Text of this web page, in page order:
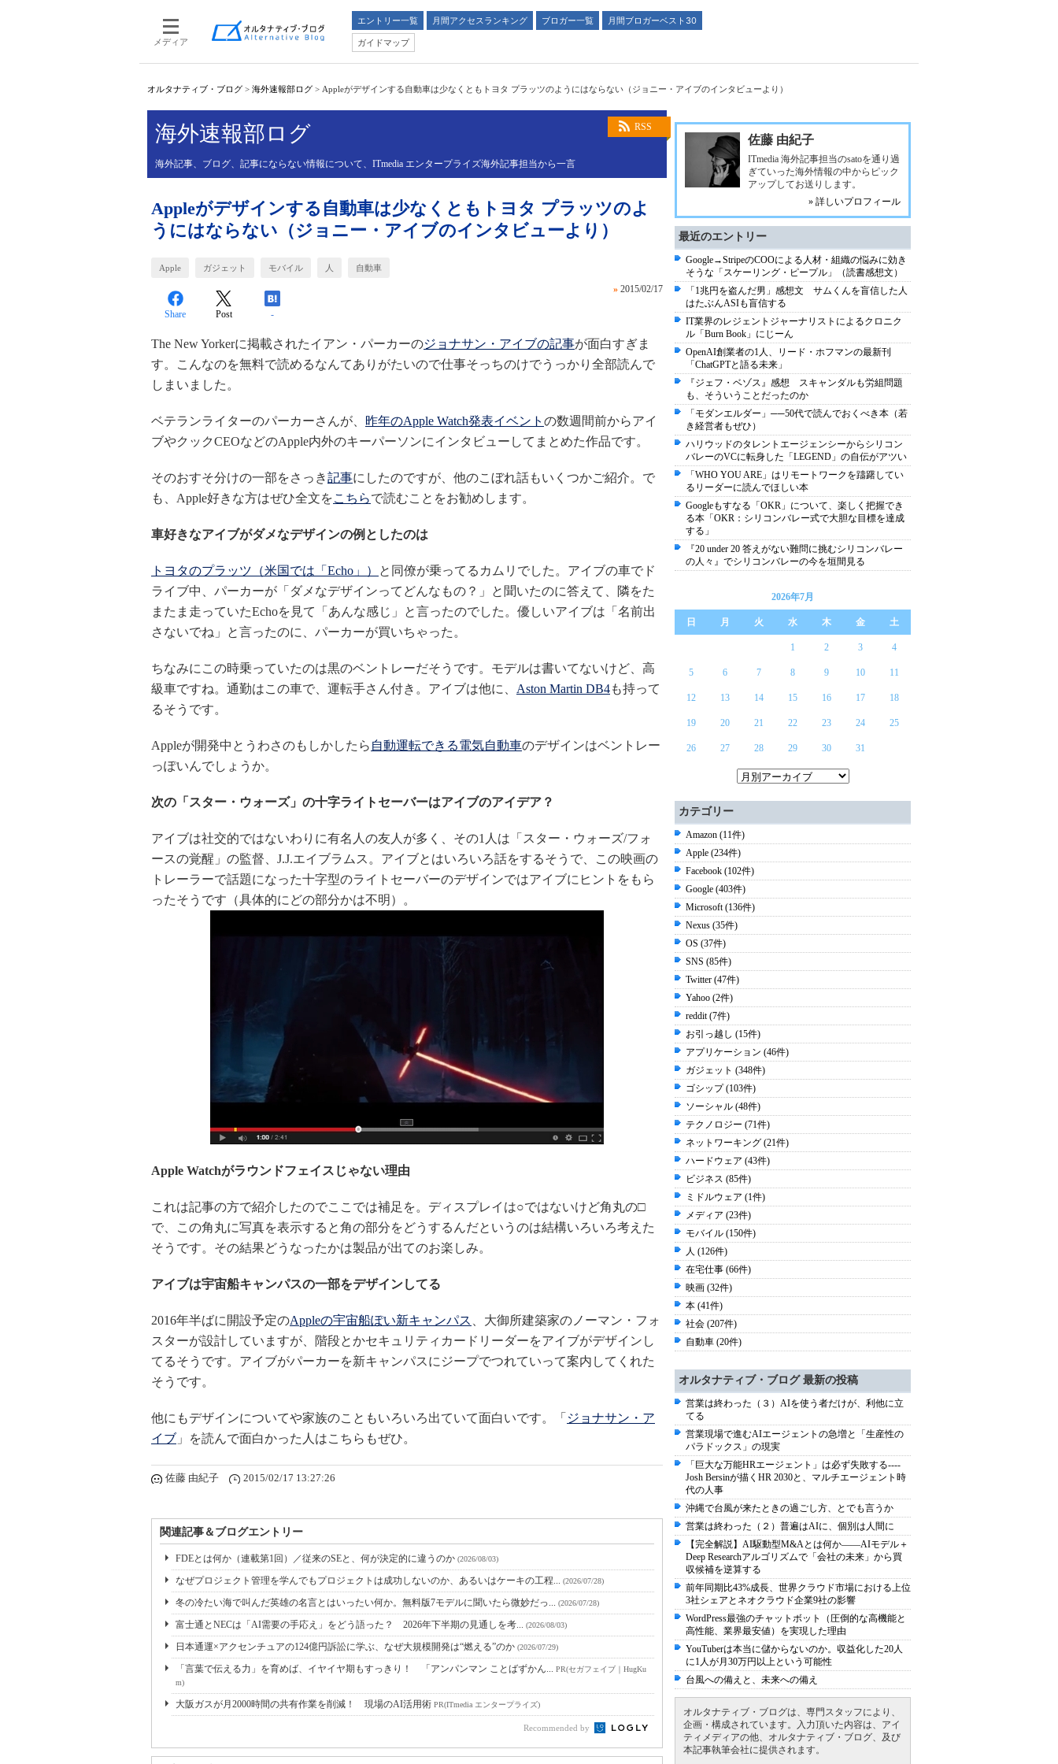
メディア
エントリー一覧 月間アクセスランキング ブロガー一覧
月間ブロガーベスト30
ガイドマップ
オルタナティブ・ブログ > 海外速報部ログ > Appleがデザインする自動車は少なくともトヨタ プラッツのようにはならない（ジョニー・アイブのインタビューより）
RSS
海外速報部ログ
海外記事、ブログ、記事にならない情報について、ITmedia エンタープライズ海外記事担当から一言
Appleがデザインする自動車は少なくともトヨタ プラッツのよ
うにはならない（ジョニー・アイブのインタビューより）
Apple ガジェット モバイル 人 自動車
» 2015/02/17
Share Post -
The New Yorkerに掲載されたイアン・パーカーのジョナサン・アイブの記事が面白すぎま
す。こんなのを無料で読めるなんてありがたいので仕事そっちのけでうっかり全部読んで
しまいました。
ベテランライターのパーカーさんが、 昨年のApple Watch発表イベント の数週間前からアイ
ブやクックCEOなどのApple内外のキーパーソンにインタビューしてまとめた作品です。
そのおすそ分けの一部をさっき記事にしたのですが、他のこぼれ話もいくつかご紹介。で
も、Apple好きな方はぜひ全文をこちらで読むことをお勧めします。
車好きなアイブがダメなデザインの例としたのは
トヨタのプラッツ（米国では「Echo」）
と同僚が乗ってるカムリでした。アイブの車でド
ライブ中、パーカーが「ダメなデザインってどんなもの？」と聞いたのに答えて、隣をた
またま走っていたEchoを見て「あんな感じ」と言ったのでした。優しいアイブは「名前出
さないでね」と言ったのに、パーカーが買いちゃった。
ちなみにこの時乗っていたのは黒のベントレーだそうです。モデルは書いてないけど、高
級車ですね。通勤はこの車で、運転手さん付き。アイブは他に、 Aston Martin DB4も持って
るそうです。
Appleが開発中とうわさのもしかしたら 自動運転できる電気自動車のデザインはベントレー
っぽいんでしょうか。
次の「スター・ウォーズ」の十字ライトセーバーはアイブのアイデア？
アイブは社交的ではないわりに有名人の友人が多く、その1人は「スター・ウォーズ/フォ
ースの覚醒」の監督、J.J.エイブラムス。アイブとはいろいろ話をするそうで、この映画の
トレーラーで話題になった十字型のライトセーバーのデザインではアイブにヒントをもら
ったそうです（具体的にどの部分かは不明）。
Apple Watchがラウンドフェイスじゃない理由
これは記事の方で紹介したのでここでは補足を。ディスプレイは○ではないけど角丸の□
で、この角丸に写真を表示すると角の部分をどうするんだというのは結構いろいろ考えた
そうです。その結果どうなったかは製品が出てのお楽しみ。
アイブは宇宙船キャンパスの一部をデザインしてる
2016年半ばに開設予定のAppleの宇宙船ぽい新キャンパス
、大御所建築家のノーマン・フォ
スターが設計していますが、階段とかセキュリティカードリーダーをアイブがデザインし
てるそうです。アイブがパーカーを新キャンパスにジープでつれていって案内してくれた
そうです。
他にもデザインについてや家族のこともいろいろ出ていて面白いです。「 ジョナサン・ア
イブ 」を読んで面白かった人はこちらもぜひ。
佐藤 由紀子 2015/02/17 13:27:26
関連記事＆ブログエントリー
FDEとは何か（連載第1回）／従来のSEと、何が決定的に違うのか (2026/08/03)
なぜプロジェクト管理を学んでもプロジェクトは成功しないのか、あるいはケーキの工程... (2026/07/28)
冬の冷たい海で叫んだ英雄の名言とはいったい何か。無料版7モデルに聞いたら微妙だっ... (2026/07/28)
富士通とNECは「AI需要の手応え」をどう語った？ 2026年下半期の見通しを考... (2026/08/03)
日本通運×アクセンチュアの124億円訴訟に学ぶ、なぜ大規模開発は“燃える”のか (2026/07/29)
「言葉で伝える力」を育めば、イヤイヤ期もすっきり！ 「アンパンマン ことばずかん... PR(セガフェイブ｜HugKu
m)
大阪ガスが月2000時間の共有作業を削減！ 現場のAI活用術 PR(ITmedia エンタープライズ)
Recommended by
佐藤 由紀子
ITmedia 海外記事担当のsatoを通り過
ぎていった海外情報の中からピック
アップしてお送りします。
» 詳しいプロフィール
最近のエントリー
Google→StripeのCOOによる人材・組織の悩みに効き
そうな「スケーリング・ピープル」（読書感想文）
「1兆円を盗んだ男」感想文 サムくんを盲信した人
はたぶんASIも盲信する
IT業界のレジェントジャーナリストによるクロニク
ル「Burn Book」にじーん
OpenAI創業者の1人、リード・ホフマンの最新刊
「ChatGPTと語る未来」
『ジェフ・ベゾス』感想 スキャンダルも労組問題
も、そういうことだったのか
「モダンエルダー」──50代で読んでおくべき本（若
き経営者もぜひ）
ハリウッドのタレントエージェンシーからシリコン
バレーのVCに転身した「LEGEND」の自伝がアツい
「WHO YOU ARE」はリモートワークを躊躇してい
るリーダーに読んでほしい本
Googleもすなる「OKR」について、楽しく把握でき
る本「OKR：シリコンバレー式で大胆な目標を達成
する」
『20 under 20 答えがない難問に挑むシリコンバレー
の人々』でシリコンバレーの今を垣間見る
2026年7月
日 月 火 水 木 金 土
1 2 3 4
5 6 7 8 9 10 11
12 13 14 15 16 17 18
19 20 21 22 23 24 25
26 27 28 29 30 31
カテゴリー
Amazon (11件)
Apple (234件)
Facebook (102件)
Google (403件)
Microsoft (136件)
Nexus (35件)
OS (37件)
SNS (85件)
Twitter (47件)
Yahoo (2件)
reddit (7件)
お引っ越し (15件)
アプリケーション (46件)
ガジェット (348件)
ゴシップ (103件)
ソーシャル (48件)
テクノロジー (71件)
ネットワーキング (21件)
ハードウェア (43件)
ビジネス (85件)
ミドルウェア (1件)
メディア (23件)
モバイル (150件)
人 (126件)
在宅仕事 (66件)
映画 (32件)
本 (41件)
社会 (207件)
自動車 (20件)
オルタナティブ・ブログ 最新の投稿
営業は終わった（３）AIを使う者だけが、利他に立
てる
営業現場で進むAIエージェントの急増と「生産性の
パラドックス」の現実
「巨大な万能HRエージェント」は必ず失敗する----
Josh Bersinが描くHR 2030と、マルチエージェント時
代の人事
沖縄で台風が来たときの過ごし方、とでも言うか
営業は終わった（２）普遍はAIに、個別は人間に
【完全解説】AI駆動型M&Aとは何か――AIモデル＋
Deep Researchアルゴリズムで「会社の未来」から買
収候補を逆算する
前年同期比43%成長、世界クラウド市場における上位
3社シェアとネオクラウド企業9社の影響
WordPress最強のチャットボット（圧倒的な高機能と
高性能、業界最安値）を実現した理由
YouTuberは本当に儲からないのか。収益化した20人
に1人が月30万円以上という可能性
台風への備えと、未来への備え
オルタナティブ・ブログは、専門スタッフにより、
企画・構成されています。入力頂いた内容は、アイ
ティメディアの他、オルタナティブ・ブログ、及び
本記事執筆会社に提供されます。